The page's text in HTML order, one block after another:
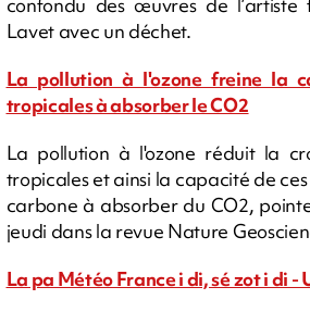
Lavet avec un déchet.
La pollution à l'ozone freine la
tropicales à absorber le CO2
La pollution à l'ozone réduit la
tropicales et ainsi la capacité de
carbone à absorber du CO2,
jeudi dans la revue Nature
La pa Météo France i di, sé zot i di